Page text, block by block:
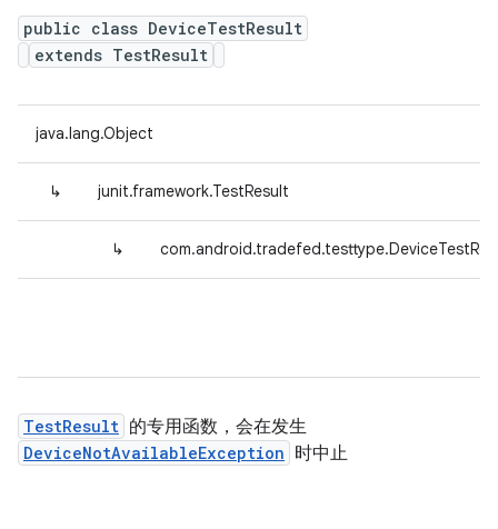
public class DeviceTestResult
extends TestResult
java.lang.Object
↳ junit.framework.TestResult
↳
TestResult 的专用函数，会在发生
DeviceNotAvailableException 时中止